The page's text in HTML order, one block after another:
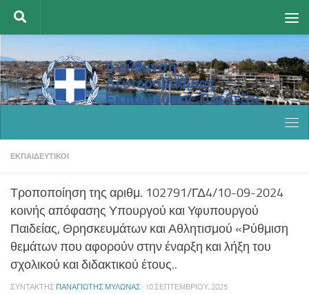
Skip to content
ΕΚΠΑΙΔΕΥΤΙΚΟΊ
Τροποποίηση της αριθμ. 102791/ΓΔ4/10-09-2024
κοινής απόφασης Υπουργού και Υφυπουργού
Παιδείας, Θρησκευμάτων και Αθλητισμού «Ρύθμιση
θεμάτων που αφορούν στην έναρξη και λήξη του
σχολικού και διδακτικού έτους..
ΣΥΝΤΆΚΤΗΣ ΠΑΝΑΓΙΏΤΗΣ ΜΥΛΩΝΆΣ · 10 ΣΕΠΤΕΜΒΡΊΟΥ, 2025